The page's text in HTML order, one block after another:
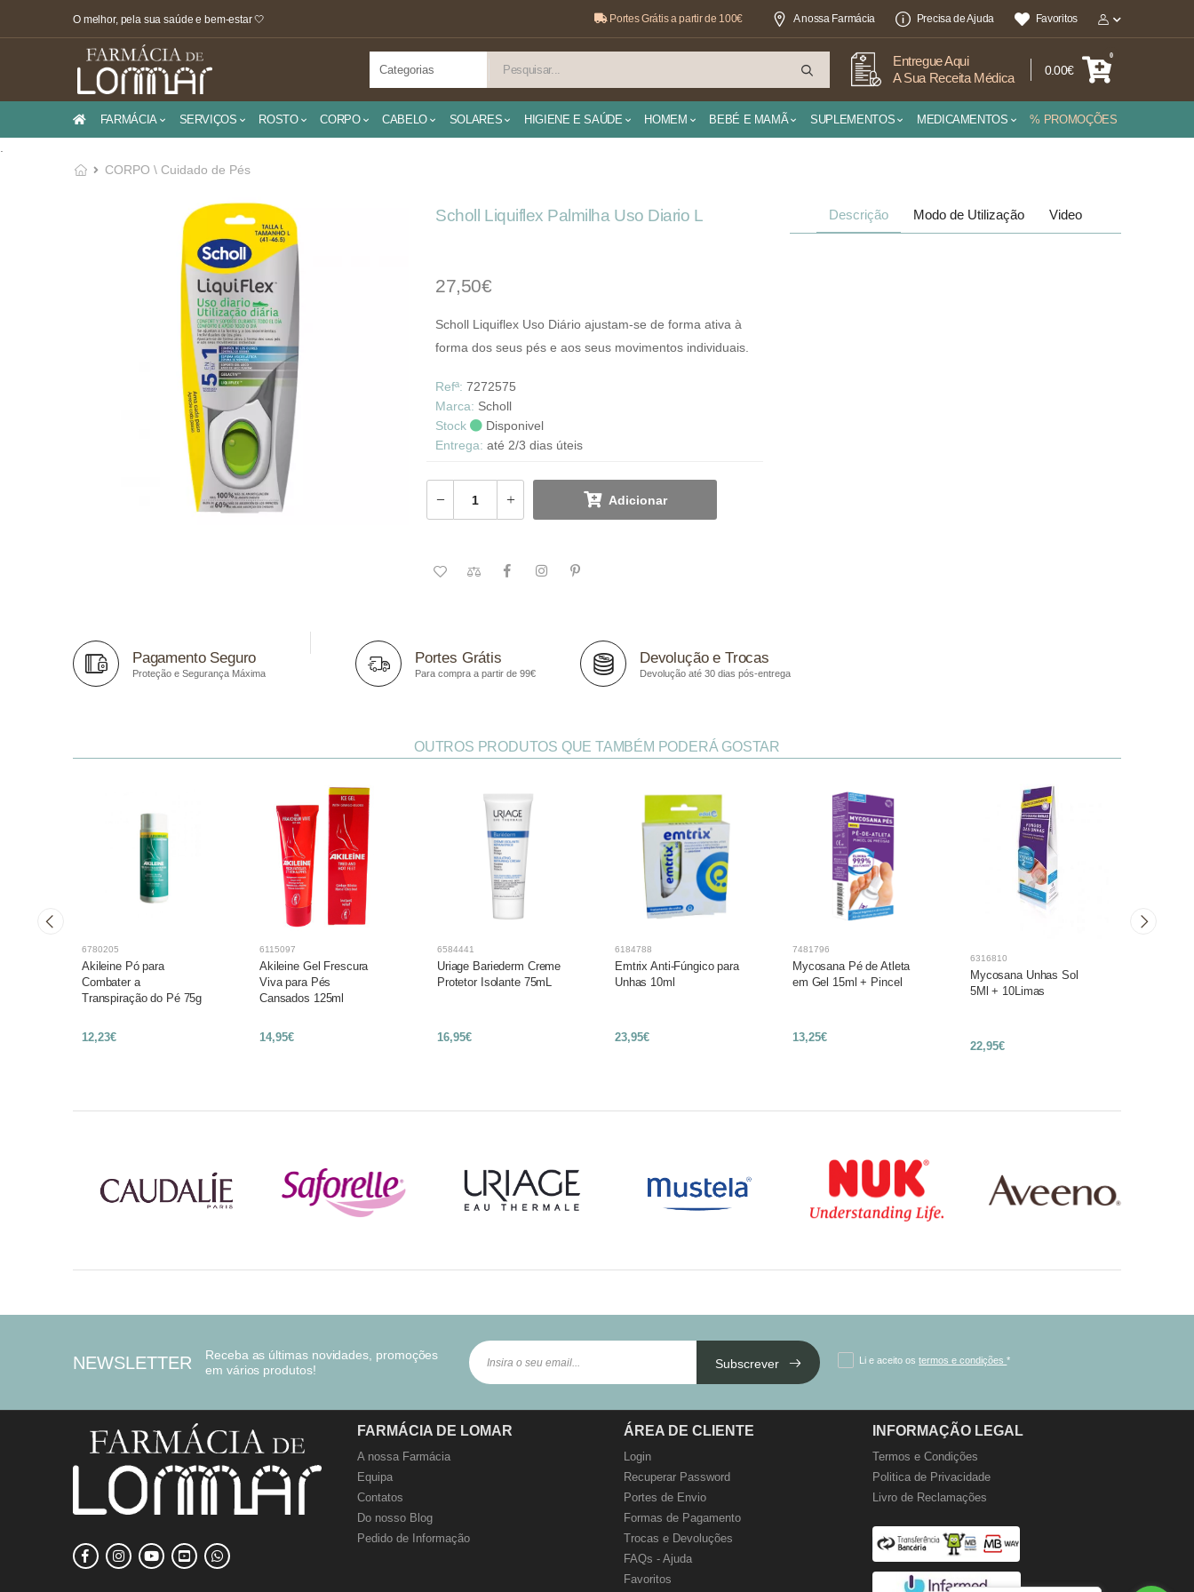
O melhor, pela sua saúde e bem-estar 🤍 Portes Grátis a partir de 100€ A nossa Farmácia Precisa de Ajuda Favoritos
Entregue Aqui
A Sua Receita Médica
0.00€
0
FARMÁCIA SERVIÇOS ROSTO CORPO CABELO SOLARES HIGIENE E SAÚDE HOMEM BEBÉ E MAMÃ SUPLEMENTOS MEDICAMENTOS % PROMOÇÕES
CORPO \ Cuidado de Pés
Descrição Modo de Utilização Video
Scholl Liquiflex Palmilha Uso Diario L
27,50€
Scholl Liquiflex Uso Diário ajustam-se de forma ativa à
forma dos seus pés e aos seus movimentos individuais.
Refª:7272575
Marca: Scholl
Stock
Disponivel
Entrega: até 2/3 dias úteis
Adicionar
Pagamento Seguro
Proteção e Segurança Máxima
Portes Grátis
Para compra a partir de 99€
Devolução e Trocas
Devolução até 30 dias pós-entrega
OUTROS PRODUTOS QUE TAMBÉM PODERÁ GOSTAR
6780205
Akileine Pó para
Combater a
Transpiração do Pé 75g
12,23€
6115097
Akileine Gel Frescura
Viva para Pés
Cansados 125ml
14,95€
6584441
Uriage Bariederm Creme
Protetor Isolante 75mL
16,95€
6184788
Emtrix Anti-Fúngico para
Unhas 10ml
23,95€
7481796
Mycosana Pé de Atleta
em Gel 15ml + Pincel
13,25€
6316810
Mycosana Unhas Sol
5Ml + 10Limas
22,95€
NEWSLETTER
Receba as últimas novidades, promoções
em vários produtos!
Subscrever Li e aceito ostermos e condições*
FARMÁCIA DE LOMAR
A nossa Farmácia
Equipa
Contatos
Do nosso Blog
Pedido de Informação
ÁREA DE CLIENTE
Login
Recuperar Password
Portes de Envio
Formas de Pagamento
Trocas e Devoluções
FAQs - Ajuda
Favoritos
INFORMAÇÃO LEGAL
Termos e Condições
Politica de Privacidade
Livro de Reclamações